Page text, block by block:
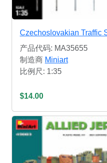
Czechoslovakian Traffic
产品代码: MA35655
制造商 Miniart
比例尺: 1:35
$14.00